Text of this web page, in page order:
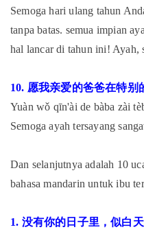
Semoga hari ulang tahun
tanpa batas. semua impian
hal lancar di tahun ini! Ayah,
10. 愿我亲爱的爸爸在特别
Yuàn wǒ qīn'ài de bàba zài
Semoga ayah tersayang
Dan selanjutnya adalah 10
bahasa mandarin untuk ibu
1. 没有你的日子里，似白